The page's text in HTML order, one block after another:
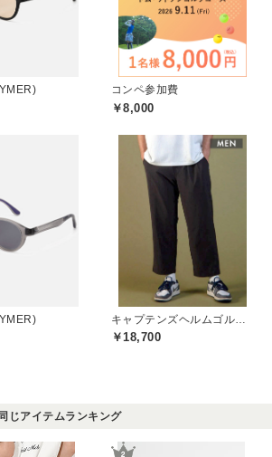
コンペ参加費
￥8,000
￥18,700
じアイテムランキング